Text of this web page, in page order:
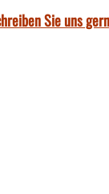
Sie uns